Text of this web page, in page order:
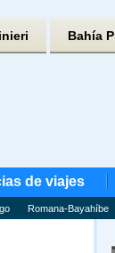
Bahía
de viajes
Romana-Bayahíbe